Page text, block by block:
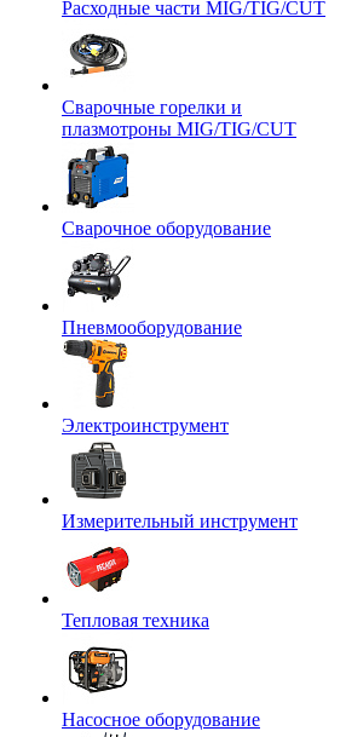
Расходные части MIG/TIG/CUT
Сварочные горелки и
плазмотроны MIG/TIG/CUT
Сварочное оборудование
Пневмооборудование
Электроинструмент
Измерительный инструмент
Тепловая техника
Насосное оборудование